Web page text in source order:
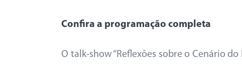
Confira a programação completa
O talk-show “Reflexões sobre o Cenário